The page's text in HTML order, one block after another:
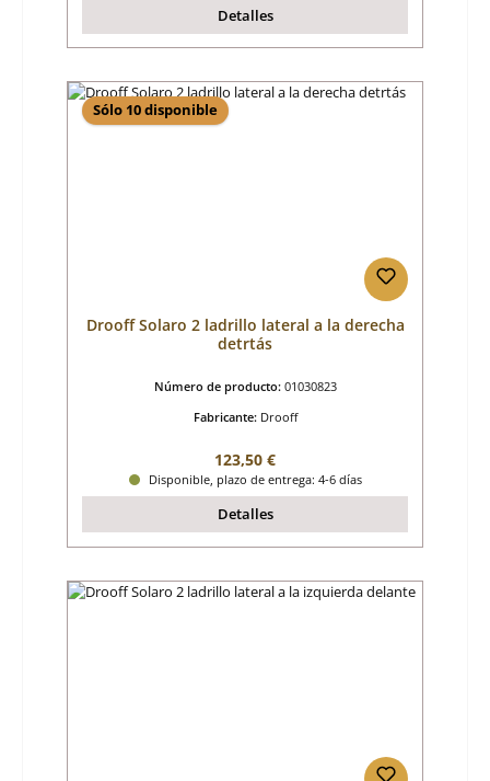
Detalles
Sólo 10 disponible
Drooff Solaro 2 ladrillo lateral a la derecha
detrtás
Número de producto: 01030823
Fabricante: Drooff
Precio normal:
123,50 €
Disponible, plazo de entrega: 4-6 días
Detalles